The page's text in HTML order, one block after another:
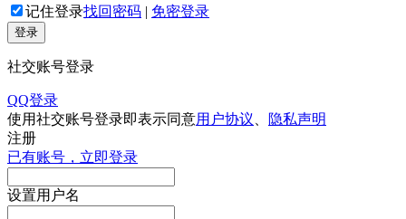
记住登录找回密码 | 免密登录
登录
社交账号登录
QQ登录
使用社交账号登录即表示同意用户协议
隐私声明
注册
已有账号，立即登录
设置用户名